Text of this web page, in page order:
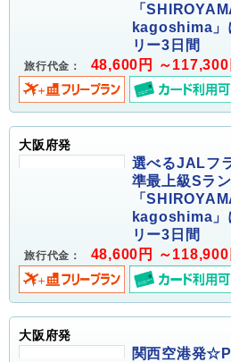
「
kagoshima」
リー3日間
旅行代金： 48,600円 ～117,300
大阪府発
選べるJALフ
準最上級Sラ
「
kagoshima」
リー3日間
旅行代金： 48,600円 ～118,900
大阪府発
関西空港発